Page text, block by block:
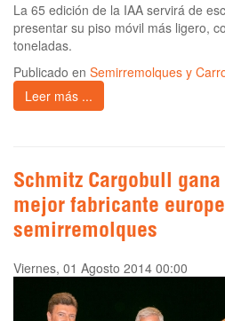
La 65 edición de la IAA servirá de
presentar su piso móvil más ligero,
toneladas.
Publicado en Semirremolques y
Leer más ...
Schmitz Cargobull
mejor fabricante
semirremolques
Viernes, 01 Agosto 2014 00:00